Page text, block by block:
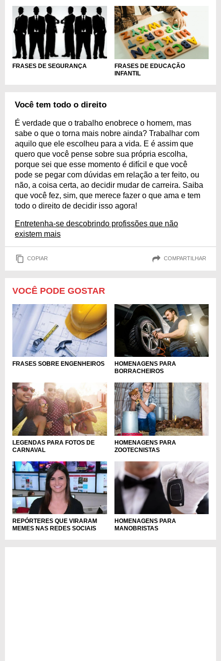
FRASES DE SEGURANÇA
FRASES DE EDUCAÇÃO
INFANTIL
Você tem todo o direito
É verdade que o trabalho enobrece o homem, mas
sabe o que o torna mais nobre ainda? Trabalhar com
aquilo que ele escolheu para a vida. E é assim que
quero que você pense sobre sua própria escolha,
porque sei que esse momento é difícil e que você
pode se pegar com dúvidas em relação a ter feito, ou
não, a coisa certa, ao decidir mudar de carreira. Saiba
que você fez, sim, que merece fazer o que ama e tem
todo o direito de decidir isso agora!
Entretenha-se descobrindo profissões que não
existem mais
COPIAR COMPARTILHAR
VOCÊ PODE GOSTAR
FRASES SOBRE ENGENHEIROS
HOMENAGENS PARA
BORRACHEIROS
LEGENDAS PARA FOTOS DE
CARNAVAL
HOMENAGENS PARA
ZOOTECNISTAS
REPÓRTERES QUE VIRARAM
MEMES NAS REDES SOCIAIS
HOMENAGENS PARA
MANOBRISTAS